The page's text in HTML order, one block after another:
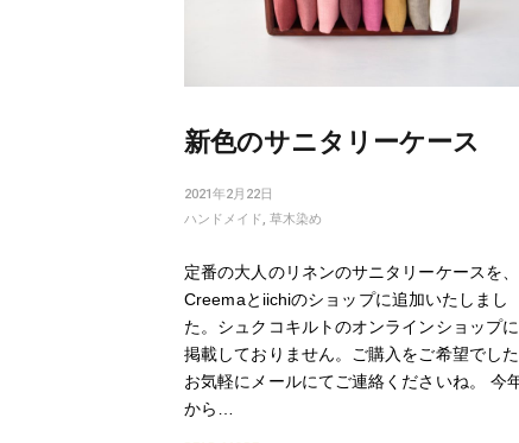
新色のサニタリーケース
2021年2月22日
ハンドメイド, 草木染め
定番の大人のリネンのサニタリーケースを、
Creemaとiichiのショップに追加いたしまし
た。シュクコキルトのオンラインショップ
掲載しておりません。ご購入をご希望でし
お気軽にメールにてご連絡くださいね。 今
から…